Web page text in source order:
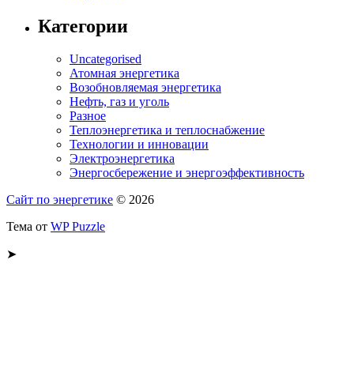
Категории
Uncategorised
Атомная энергетика
Возобновляемая энергетика
Нефть, газ и уголь
Разное
Теплоэнергетика и теплоснабжение
Технологии и инновации
Электроэнергетика
Энергосбережение и энергоэффективность
Сайт по энергетике © 2026
Тема от WP Puzzle
➤